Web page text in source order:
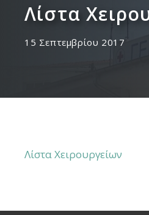
Λίστα
15 Σεπτεμβρίου 2017
Λίστα Χειρουργείων